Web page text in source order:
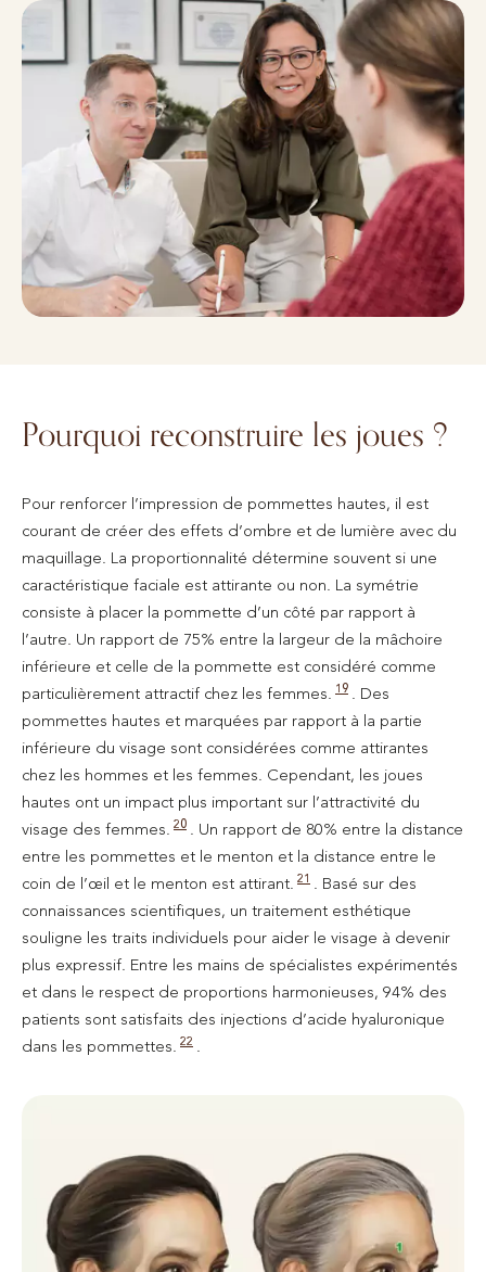
Pourquoi reconstruire les joues ?
Pour renforcer l’impression de pommettes hautes, il est
courant de créer des effets d’ombre et de lumière avec du
maquillage. La proportionnalité détermine souvent si une
caractéristique faciale est attirante ou non. La symétrie
consiste à placer la pommette d’un côté par rapport à
l’autre. Un rapport de 75% entre la largeur de la mâchoire
inférieure et celle de la pommette est considéré comme
particulièrement attractif chez les femmes. 19 . Des
pommettes hautes et marquées par rapport à la partie
inférieure du visage sont considérées comme attirantes
chez les hommes et les femmes. Cependant, les joues
hautes ont un impact plus important sur l’attractivité du
visage des femmes. 20 . Un rapport de 80% entre la distance
entre les pommettes et le menton et la distance entre le
coin de l’œil et le menton est attirant. 21 . Basé sur des
connaissances scientifiques, un traitement esthétique
souligne les traits individuels pour aider le visage à devenir
plus expressif. Entre les mains de spécialistes expérimentés
et dans le respect de proportions harmonieuses, 94% des
patients sont satisfaits des injections d’acide hyaluronique
dans les pommettes. 22 .